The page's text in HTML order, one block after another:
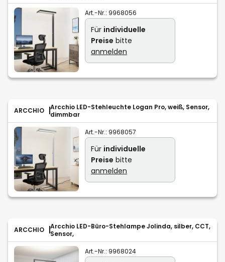
Art.-Nr.: 9968056
Für individuelle
Preise bitte
anmelden
ARCCHIO
Arcchio LED-Stehleuchte Logan Pro, weiß, Sensor,
dimmbar
Art.-Nr.: 9968057
Für individuelle
Preise bitte
anmelden
ARCCHIO
Arcchio LED-Büro-Stehlampe Jolinda, silber, CCT,
Sensor,
Art.-Nr.: 9968024